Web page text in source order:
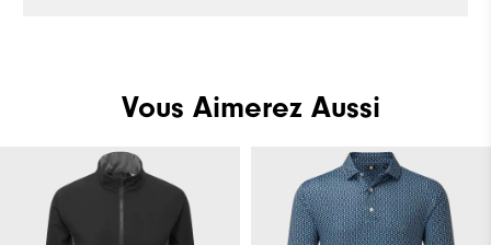
Vous Aimerez Aussi